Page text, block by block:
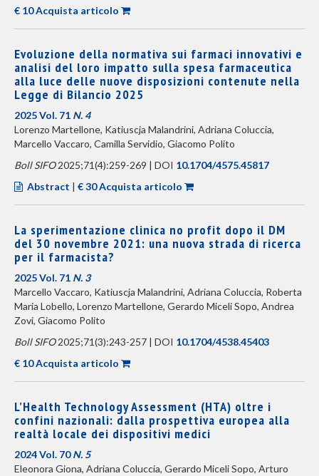
€ 10 Acquista articolo
Evoluzione della normativa sui farmaci innovativi e
analisi del loro impatto sulla spesa farmaceutica
alla luce delle nuove disposizioni contenute nella
Legge di Bilancio 2025
2025 Vol. 71 N. 4
Lorenzo Martellone, Katiuscja Malandrini, Adriana Coluccia,
Marcello Vaccaro, Camilla Servidio, Giacomo Polito
Boll SIFO2025;71(4):259-269 | DOI 10.1704/4575.45817
Abstract | € 30 Acquista articolo
La sperimentazione clinica no profit dopo il DM
del 30 novembre 2021: una nuova strada di ricerca
per il farmacista?
2025 Vol. 71 N. 3
Marcello Vaccaro, Katiuscja Malandrini, Adriana Coluccia, Roberta
Maria Lobello, Lorenzo Martellone, Gerardo Miceli Sopo, Andrea
Zovi, Giacomo Polito
Boll SIFO2025;71(3):243-257 | DOI 10.1704/4538.45403
€ 10 Acquista articolo
L’Health Technology Assessment (HTA) oltre i
confini nazionali: dalla prospettiva europea alla
realtà locale dei dispositivi medici
2024 Vol. 70N. 5
Eleonora Giona, Adriana Coluccia, Gerardo Miceli Sopo, Arturo